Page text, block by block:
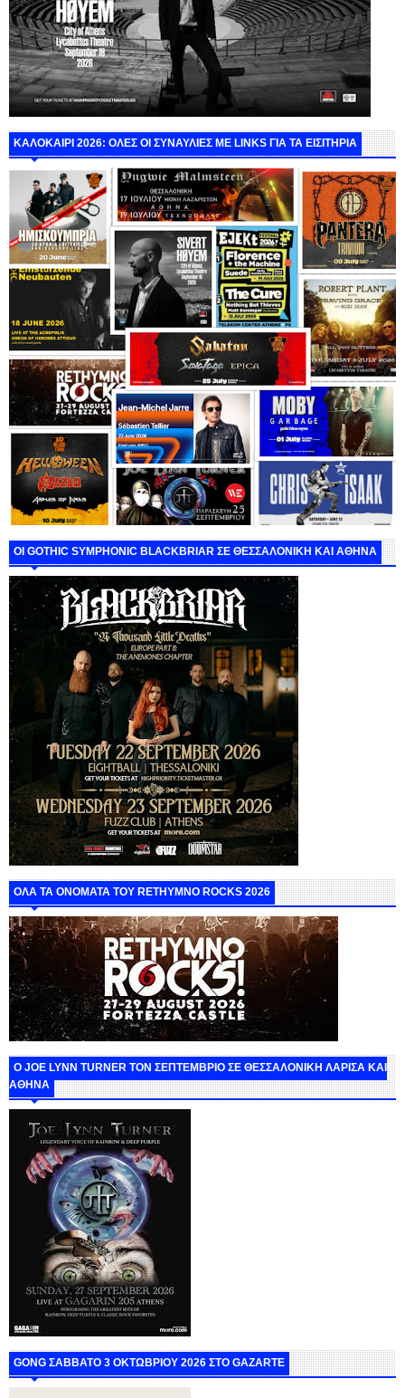
ΚΑΛΟΚΑΙΡΙ 2026: ΟΛΕΣ ΟΙ ΣΥΝΑΥΛΙΕΣ ΜΕ LINKS ΓΙΑ ΤΑ ΕΙΣΙΤΗΡΙΑ
ΟΙ GOTHIC SYMPHONIC BLACKBRIAR ΣΕ ΘΕΣΣΑΛΟΝΙΚΗ ΚΑΙ ΑΘΗΝΑ
ΟΛΑ ΤΑ ΟΝΟΜΑΤΑ ΤΟΥ RETHYMNO ROCKS 2026
O JOE LYNN TURNER ΤΟΝ ΣΕΠΤΕΜΒΡΙΟ ΣΕ ΘΕΣΣΑΛΟΝΙΚΗ ΛΑΡΙΣΑ ΚΑΙ
ΑΘΗΝΑ
GONG ΣΑΒΒΑΤΟ 3 ΟΚΤΩΒΡΙΟΥ 2026 ΣΤΟ GAZARTE